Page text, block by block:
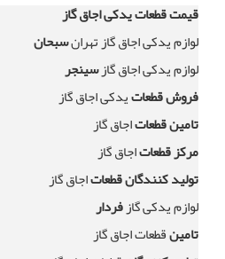
قیمت قطعات یدکی اجاق گاز
لوازم یدکی اجاق گاز تهرانسبحان
لوازم یدکی اجاق گازسینجر
فروش قطعاتیدکی اجاق گاز
تامین قطعاتاجاق گاز
مرکز قطعاتاجاق گاز
تولید کنندگان قطعاتاجاق گاز
لوازم یدکی گازفردار
تامینقطعات اجاق گاز